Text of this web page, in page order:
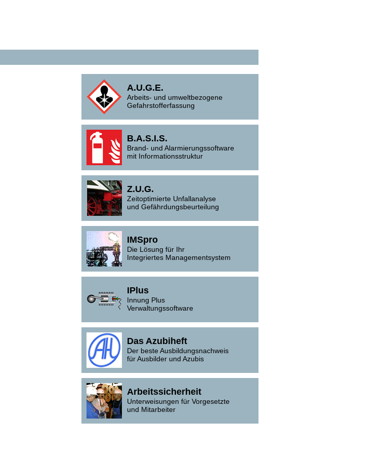
A.U.G.E.
Arbeits- und umweltbezogene
Gefahrstofferfassung
B.A.S.I.S.
Brand- und Alarmierungssoftware
mit Informationsstruktur
Z.U.G.
Zeitoptimierte Unfallanalyse
und Gefährdungsbeurteilung
IMSpro
Die Lösung für Ihr
Integriertes Managementsystem
IPlus
Innung Plus
Verwaltungssoftware
Das Azubiheft
Der beste Ausbildungsnachweis
für Ausbilder und Azubis
Arbeitssicherheit
Unterweisungen für Vorgesetzte
und Mitarbeiter